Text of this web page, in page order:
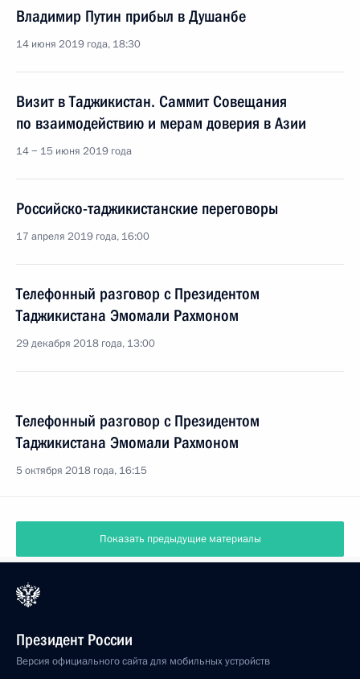
Владимир Путин прибыл в Душанбе
14 июня 2019 года, 18:30
Визит в Таджикистан. Саммит Совещания
по взаимодействию и мерам доверия в Азии
14 − 15 июня 2019 года
Российско-таджикистанские переговоры
17 апреля 2019 года, 16:00
Телефонный разговор с Президентом
Таджикистана Эмомали Рахмоном
29 декабря 2018 года, 13:00
Телефонный разговор с Президентом
Таджикистана Эмомали Рахмоном
5 октября 2018 года, 16:15
Показать предыдущие материалы
Президент России
Версия официального сайта для мобильных устройств